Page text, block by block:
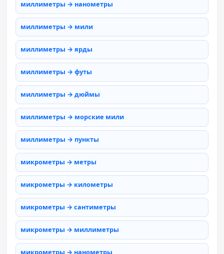
миллиметры → нанометры
миллиметры → мили
миллиметры → ярды
миллиметры → футы
миллиметры → дюймы
миллиметры → морские мили
миллиметры → пункты
микрометры → метры
микрометры → километры
микрометры → сантиметры
микрометры → миллиметры
микрометры → нанометры